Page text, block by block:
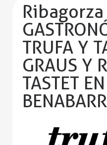
Ribagorza
TRUFA Y
GRAUS Y
TASTET EN